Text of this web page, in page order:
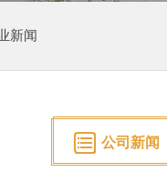
新闻
公司新闻